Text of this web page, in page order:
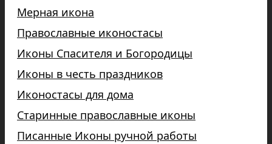
Мерная икона
Православные иконостасы
Иконы Спасителя и Богородицы
Иконы в честь праздников
Иконостасы для дома
Старинные православные иконы
Писанные Иконы ручной работы